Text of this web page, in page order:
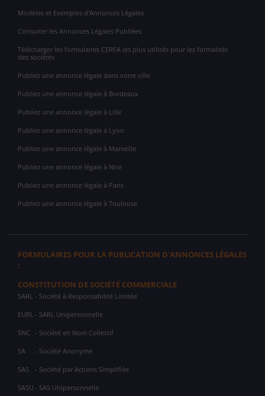
Modèles et Exemples d'Annonces Légales
Consulter les Annonces Légales Publiées
Télécharger les formulaires CERFA les plus utilisés pour les formalités
des sociétés
Publiez une annonce légale dans votre ville
Publiez une annonce légale à Bordeaux
Publiez une annonce légale à Lille
Publiez une annonce légale à Lyon
Publiez une annonce légale à Marseille
Publiez une annonce légale à Nice
Publiez une annonce légale à Paris
Publiez une annonce légale à Toulouse
FORMULAIRES POUR LA PUBLICATION D'ANNONCES LÉGALES
:
CONSTITUTION DE SOCIÉTÉ COMMERCIALE
SARL - Société à Responsabilité Limitée
EURL - SARL Unipersonnelle
SNC - Société en Nom Collectif
SA - Société Anonyme
SAS - Société par Actions Simplifiée
SASU - SAS Unipersonnelle